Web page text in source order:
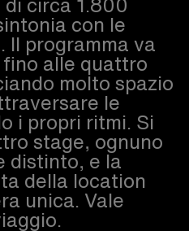
circa 1.800
con le
Il programma va
fino alle quattro
molto spazio
le
i propri ritmi. Si
stage, ognuno
distinto, e la
della location
unica. Vale